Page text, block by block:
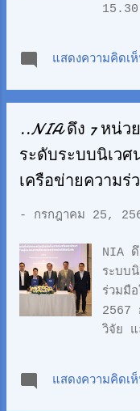
และเ
กระท
และกี
(ททท
ศิลปา
สู่สาก
2024
กรกฎ
แสดงความคิดเ
..NIA ดึง 7 หน่ว
ระดับระบบนิเวศ
เครือข่ายความร่
- กรกฎาคม 25,
NIA ดึ
ระบบ
ร่วมมื
2567
วิจัย แ
NIA
และบั
การพั
แสดงความคิดเ